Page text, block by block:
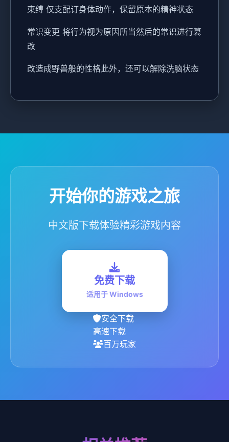
束缚 仅支配订身体动作，保留原本的精神状态
常识变更 将行为视为原因所当然后的常识进行篡
改
改造成野兽般的性格此外，还可以解除洗脑状态
开始你的游戏之旅
中文版下载体验精彩游戏内容
免费下载
适用于 Windows
安全下载
高速下载
百万玩家